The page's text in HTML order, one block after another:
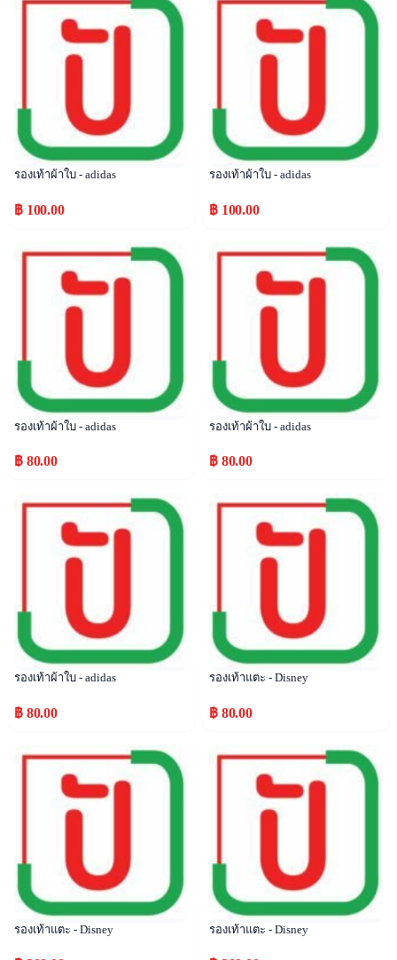
Popular
รองเท้าผ้าใบ - adidas
฿ 100.00
Popular
รองเท้าผ้าใบ - adidas
฿ 100.00
Popular
รองเท้าผ้าใบ - adidas
฿ 80.00
Popular
รองเท้าผ้าใบ - adidas
฿ 80.00
Popular
รองเท้าผ้าใบ - adidas
฿ 80.00
Popular
รองเท้าแตะ - Disney
฿ 80.00
Popular
รองเท้าแตะ - Disney
Popular
รองเท้าแตะ - Disney